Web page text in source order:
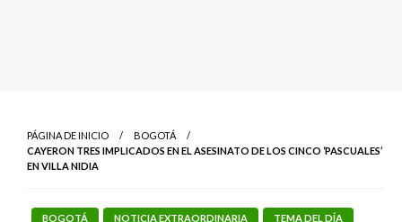
PÁGINA DE INICIO
BOGOTÁ
CAYERON TRES IMPLICADOS EN EL ASESINATO DE LOS CINCO ‘PASCUALES’
EN VILLA NIDIA
BOGOTÁ NOTICIA EXTRAORDINARIA TEMA DEL DÍA